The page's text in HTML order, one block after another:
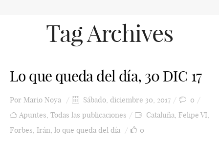
Tag Archives
Lo que queda del día, 30 DIC 17
Por Mario Noya Sábado, diciembre 30, 2017
0
Apuntes, Todas las publicaciones Cataluña, Felipe VI,
Forbes, Irán, lo que queda del día 0